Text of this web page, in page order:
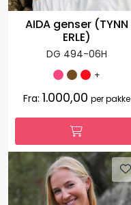
AIDA genser (TYNN
ERLE)
DG 494-06H
+
Fra: 1.000,00 per pakke